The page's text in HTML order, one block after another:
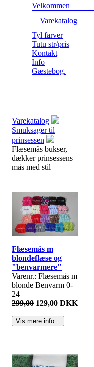
Velkommen
Varekatalog
Tyl farver
Tutu str/pris
Kontakt
Info
Gæstebog.
Varekatalog
Smuksager til
prinsessen
Flæsemås bukser,
dækker prinsessens
mås med stil
Flæsemås m
blondeflæse og
"benvarmere"
Varenr.: Flæsemås m
blonde Benvarm 0-
24
299,00 129,00 DKK